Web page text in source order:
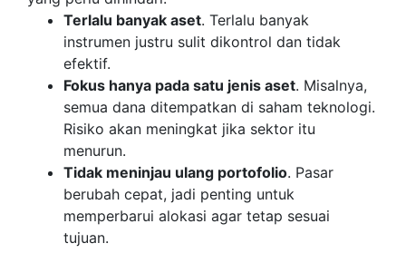
Terlalu banyak aset. Terlalu banyak
instrumen justru sulit dikontrol dan tidak
efektif.
Fokus hanya pada satu jenis aset. Misalnya,
semua dana ditempatkan di saham teknologi.
Risiko akan meningkat jika sektor itu
menurun.
Tidak meninjau ulang portofolio. Pasar
berubah cepat, jadi penting untuk
memperbarui alokasi agar tetap sesuai
tujuan.